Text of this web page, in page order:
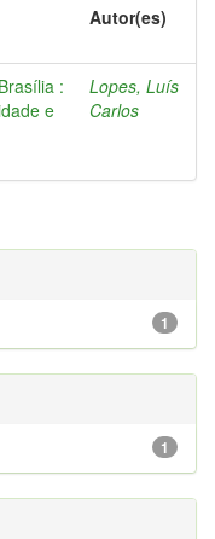
Autor(es)
:
e
Lopes, Luís
Carlos
1
1